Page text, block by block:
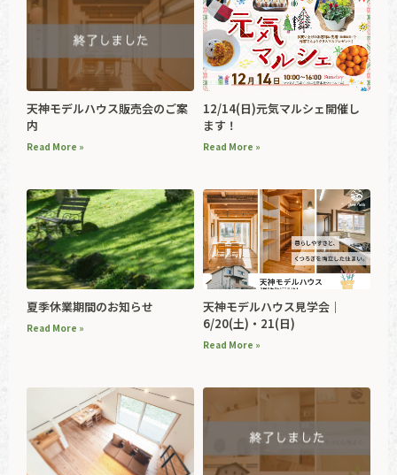
天神モデルハウス販売会のご案
内
Read More »
12/14(日)元気マルシェ開催し
ます！
Read More »
夏季休業期間のお知らせ
Read More »
天神モデルハウス見学会｜
6/20(土)・21(日)
Read More »